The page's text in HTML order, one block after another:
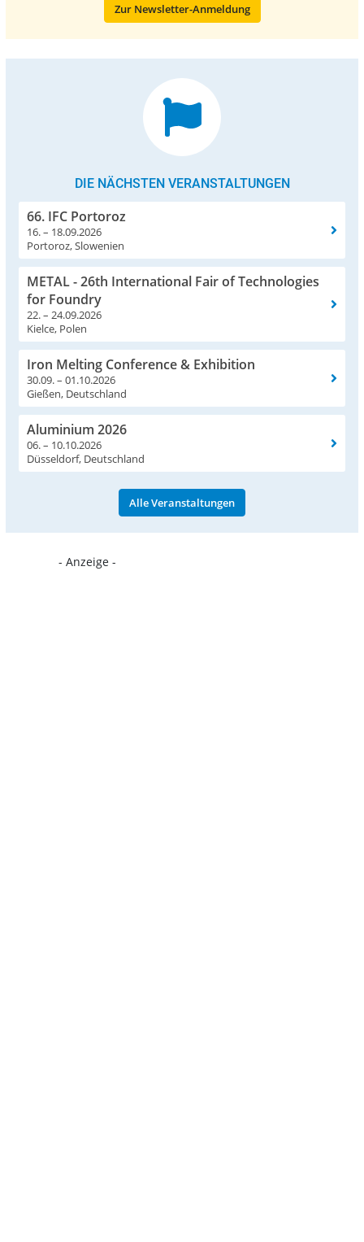
Zur Newsletter-Anmeldung
DIE NÄCHSTEN VERANSTALTUNGEN
66. IFC Portoroz
16. – 18.09.2026
Portoroz, Slowenien
METAL - 26th International Fair of Technologies
for Foundry
22. – 24.09.2026
Kielce, Polen
Iron Melting Conference & Exhibition
30.09. – 01.10.2026
Gießen, Deutschland
Aluminium 2026
06. – 10.10.2026
Düsseldorf, Deutschland
Alle Veranstaltungen
- Anzeige -